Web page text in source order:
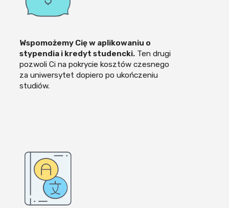
Wspomożemy Cię w aplikowaniu o
stypendia i kredyt studencki. Ten drugi
pozwoli Ci na pokrycie kosztów czesnego
za uniwersytet dopiero po ukończeniu
studiów.